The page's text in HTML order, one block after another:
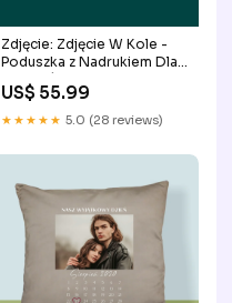
Zdjęcie: Zdjęcie W Kole -
Poduszka z Nadrukiem Dla
US$ 55.99
★★★★★ 5.0 (28 reviews)